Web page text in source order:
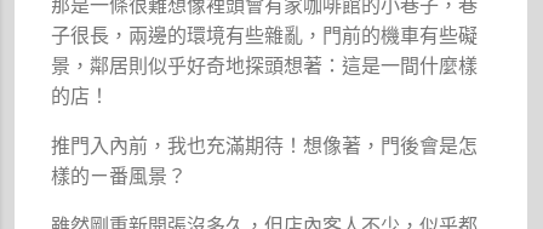
那是一條很難想像裡頭會有家咖啡館的小巷子，巷
子很長，兩邊的環境有些雜亂，門前的機車有些礙
景，鄰居則似乎好奇地探頭想著：這是一間什麼樣
的店！
推門入內前，我也充滿期待！想像著，門後會是怎
樣的ㄧ番風景？